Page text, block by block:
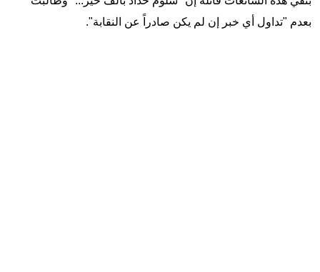
بعدم "تداول أي خبر إن لم يكن صادراً عن النقابة".